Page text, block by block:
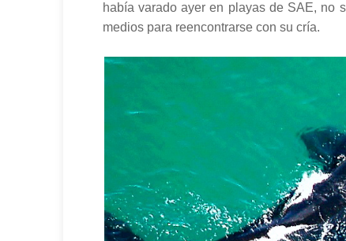
había varado ayer en playas de SAE, no
medios para reencontrarse con su cría.